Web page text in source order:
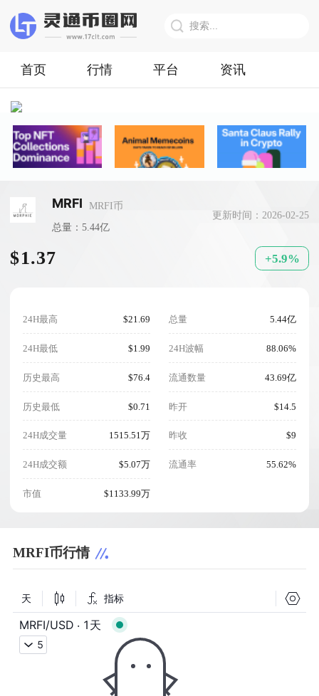
首页 行情 平台 资讯
MRFI
MRFI币
总量：5.44亿
更新时间：2026-02-25
$1.37 +5.9%
24H最高 $21.69
24H最低 $1.99
历史最高 $76.4
历史最低 $0.71
24H成交量 1515.51万
24H成交额 $5.07万
市值 $1133.99万
总量 5.44亿
24H波幅 88.06%
流通数量 43.69亿
昨开 $14.5
昨收 $9
流通率 55.62%
MRFI币行情